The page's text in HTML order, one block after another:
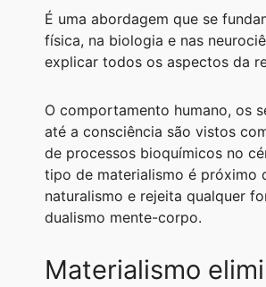
É uma abordagem que se
física, na biologia e nas
explicar todos os aspectos da
O comportamento humano, os
até a consciência são vistos
de processos bioquímicos no
tipo de materialismo é próximo
naturalismo e rejeita qualquer
dualismo mente-corpo.
Materialismo